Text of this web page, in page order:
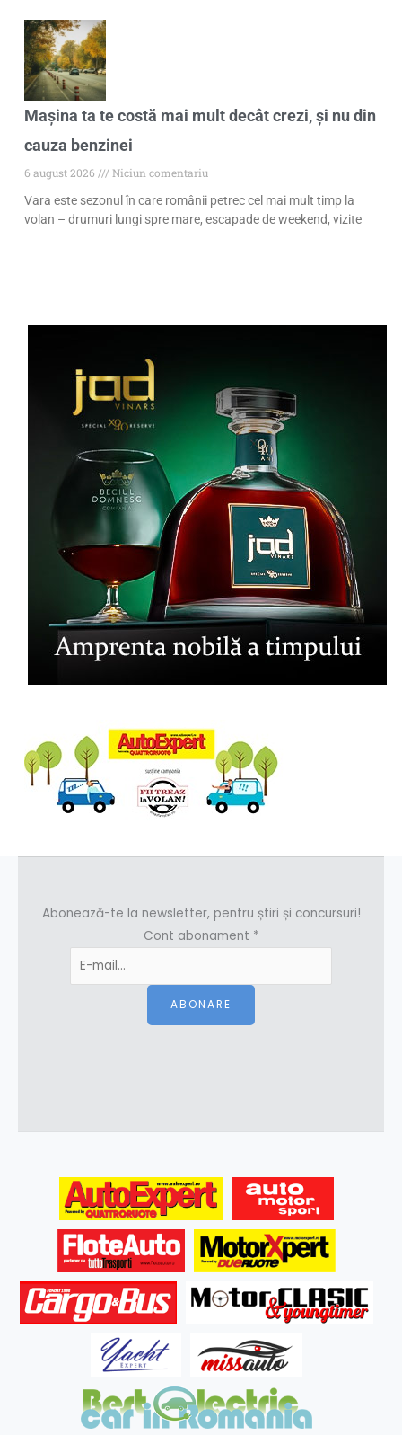
Mașina ta te costă mai mult decât crezi, și nu din
cauza benzinei
6 august 2026
Niciun comentariu
Vara este sezonul în care românii petrec cel mai mult timp la
volan – drumuri lungi spre mare, escapade de weekend, vizite
Abonează-te la newsletter, pentru știri și concursuri!
Cont abonament *
ABONARE